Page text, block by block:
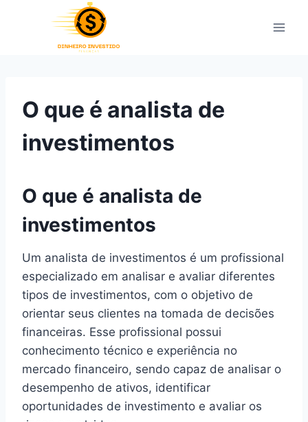
O que é analista de
investimentos
O que é analista de
investimentos
Um analista de investimentos é um profissional
especializado em analisar e avaliar diferentes
tipos de investimentos, com o objetivo de
orientar seus clientes na tomada de decisões
financeiras. Esse profissional possui
conhecimento técnico e experiência no
mercado financeiro, sendo capaz de analisar o
desempenho de ativos, identificar
oportunidades de investimento e avaliar os